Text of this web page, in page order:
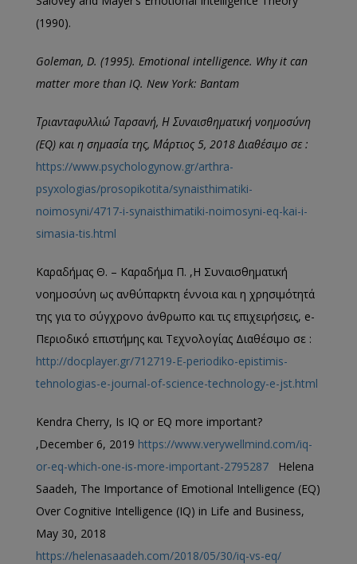
(1990).
Goleman, D. (1995). Emotional intelligence. Why it can
matter more than IQ. New York: Bantam
Τριανταφυλλιώ Ταρσανή, Η Συναισθηματική νοημοσύνη
(EQ) και η σημασία της, Μάρτιος 5, 2018 Διαθέσιμο σε :
https://www.psychologynow.gr/arthra-
psyxologias/prosopikotita/synaisthimatiki-
noimosyni/4717-i-synaisthimatiki-noimosyni-eq-kai-i-
simasia-tis.html
Καραδήμας Θ. – Καραδήμα Π. ,Η Συναισθηματική
νοημοσύνη ως ανθύπαρκτη έννοια και η χρησιμότητά
της για το σύγχρονο άνθρωπο και τις επιχειρήσεις, e-
Περιοδικό επιστήμης και Τεχνολογίας Διαθέσιμο σε :
http://docplayer.gr/712719-E-periodiko-epistimis-
tehnologias-e-journal-of-science-technology-e-jst.html
Kendra Cherry, Is IQ or EQ more important?
,December 6, 2019 https://www.verywellmind.com/iq-
or-eq-which-one-is-more-important-2795287 Helena
Saadeh, The Importance of Emotional Intelligence (EQ)
Over Cognitive Intelligence (IQ) in Life and Business,
May 30, 2018
https://helenasaadeh.com/2018/05/30/iq-vs-eq/